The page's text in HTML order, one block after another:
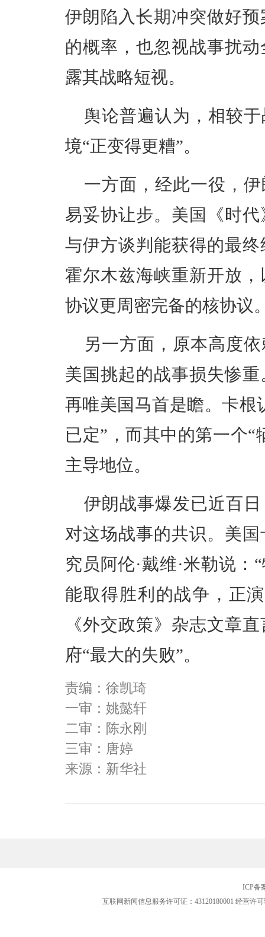
伊朗陷入长期冲突做好
的概率，也忽视战事扰
露其战略短视。
舆论普遍认为，相较
境“正变得更糟”。
一方面，经此一役，
易妥协让步。美国《时
与伊方谈判能获得的最
霍尔木兹海峡重新开放
协议更周密完备的核协议
另一方面，原本高度
美国挑起的战事损失惨
再唯美国马首是瞻。卡根
已定”，而其中的第一个
主导地位。
伊朗战事爆发已近百
对这场战事的共识。美
究员阿伦·戴维·米勒说
能取得胜利的战争，正
《外交政策》杂志文章
府“最大的失败”。
责编：徐凯琦
一审：姚懿轩
二审：陈永刚
三审：唐婷
来源：新华社
ICP备
互联网新闻信息服务许可证：43120180001 经营许可